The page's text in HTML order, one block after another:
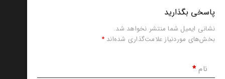
پاسخی بگذارید
نشانی ایمیل شما منتشر نخواهد شد.
بخش‌های موردنیاز علامت‌گذاری شده‌اند*
نام*